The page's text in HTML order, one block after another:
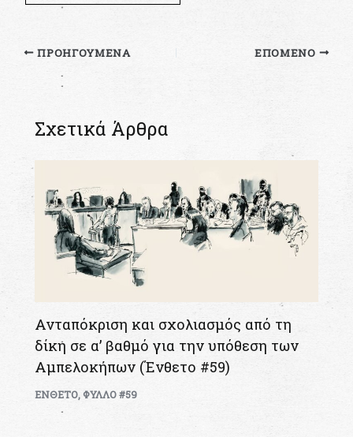
ΠΡΟΗΓΟΎΜΕΝΑ ΕΠΌΜΕΝΟ
Σχετικά Άρθρα
Ανταπόκριση και σχολιασμός από τη
δίκη σε α’ βαθμό για την υπόθεση των
Αμπελοκήπων (Ένθετο #59)
ΕΝΘΕΤΟ,ΦΥΛΛΟ #59